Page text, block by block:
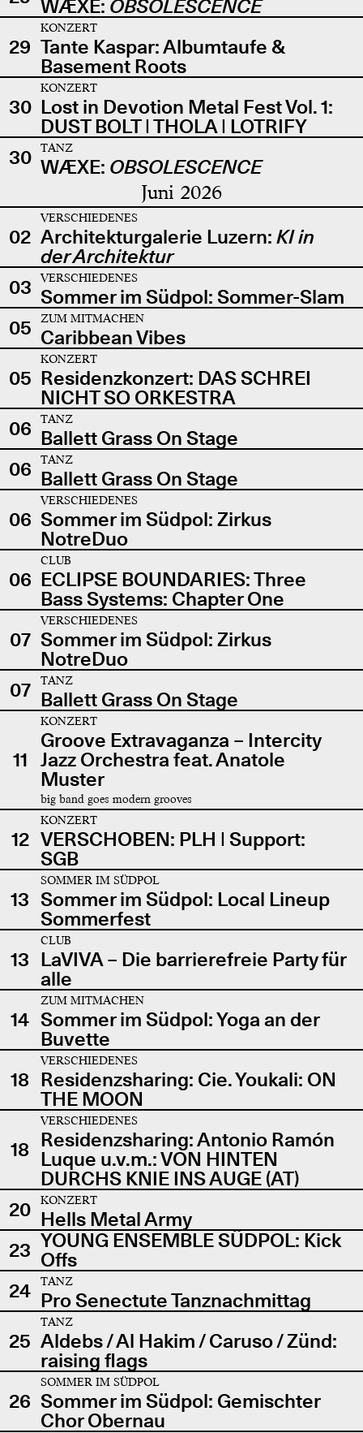
WÆXE: OBSOLESCENCE
29
KONZERT
Tante Kaspar: Albumtaufe &
Basement Roots
30
KONZERT
Lost in Devotion Metal Fest Vol. 1:
DUST BOLT | THOLA | LOTRIFY
30
TANZ
WÆXE: OBSOLESCENCE
Juni 2026
02
VERSCHIEDENES
Architekturgalerie Luzern: KI in
der Architektur
03
VERSCHIEDENES
Sommer im Südpol: Sommer-Slam
05
ZUM MITMACHEN
Caribbean Vibes
05
KONZERT
Residenzkonzert: DAS SCHREI
NICHT SO ORKESTRA
06
TANZ
Ballett Grass On Stage
06
TANZ
Ballett Grass On Stage
06
VERSCHIEDENES
Sommer im Südpol: Zirkus
NotreDuo
06
CLUB
ECLIPSE BOUNDARIES: Three
Bass Systems: Chapter One
07
VERSCHIEDENES
Sommer im Südpol: Zirkus
NotreDuo
07
TANZ
Ballett Grass On Stage
11
KONZERT
Groove Extravaganza – Intercity
Jazz Orchestra feat. Anatole
Muster
big band goes modern grooves
12
KONZERT
VERSCHOBEN: PLH | Support:
SGB
13
SOMMER IM SÜDPOL
Sommer im Südpol: Local Lineup
Sommerfest
13
CLUB
LaVIVA – Die barrierefreie Party für
alle
14
ZUM MITMACHEN
Sommer im Südpol: Yoga an der
Buvette
18
VERSCHIEDENES
Residenzsharing: Cie. Youkali: ON
THE MOON
18
VERSCHIEDENES
Residenzsharing: Antonio Ramón
Luque u.v.m.: VON HINTEN
DURCHS KNIE INS AUGE (AT)
20
KONZERT
Hells Metal Army
23 YOUNG ENSEMBLE SÜDPOL: Kick
Offs
24
TANZ
Pro Senectute Tanznachmittag
25
TANZ
Aldebs / Al Hakim / Caruso / Zünd:
raising flags
26
SOMMER IM SÜDPOL
Sommer im Südpol: Gemischter
Chor Obernau